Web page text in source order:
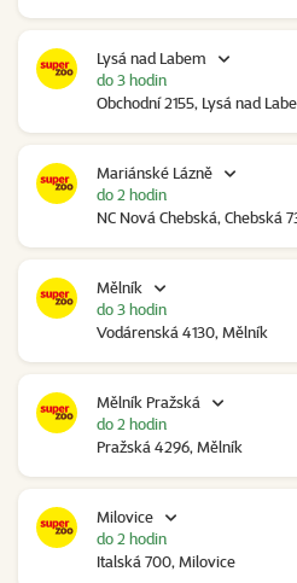
Lysá nad Labem
Obchodní 2155, Lysá nad
do 3 hodin
Mariánské Lázně
NC Nová Chebská, Chebská
do 2 hodin
Mělník
Vodárenská 4130, Mělník
do 3 hodin
Mělník Pražská
Pražská 4296, Mělník
do 2 hodin
Milovice
Italská 700, Milovice
do 2 hodin